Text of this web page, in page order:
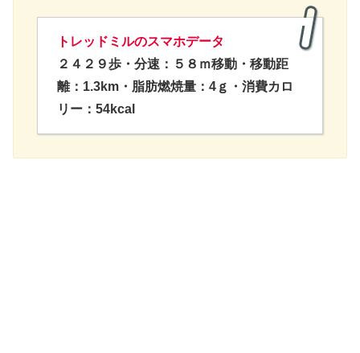
トレッドミルのスマホデータ
２４２９歩・分速：５８ｍ移動・移動距
離：1.3km・脂肪燃焼量：4ｇ・消費カロ
リー：54kcal